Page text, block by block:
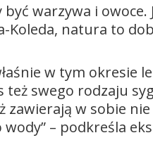
warzywa i owoce.
Koleda, natura to
w tym okresie
swego rodzaju
zawierają w sobie
– podkreśla